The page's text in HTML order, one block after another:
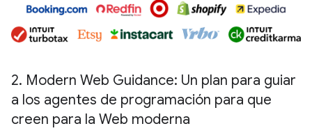
2. Modern Web Guidance: Un plan para guiar
a los agentes de programación para que
creen para la Web moderna